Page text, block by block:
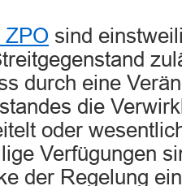
ZPO sind
durch eine
die
oder
Verfügungen
der Regelung